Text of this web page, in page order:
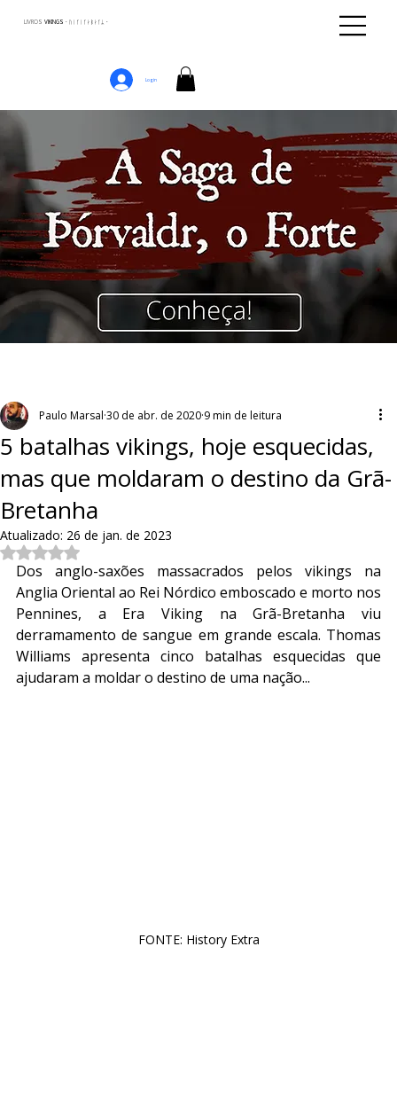
LIVROS VIKINGS · ᚢᛁᚴᛁᚴᛅᛒᛅᚴᛦ ·
Login
5 batalhas vikings, hoje esquecidas,
mas que moldaram o destino da Grã-
Bretanha
Paulo Marsal 30 de abr. de 2020 9 min de leitura
Atualizado: 26 de jan. de 2023
Avaliado com NaN de 5 estrelas.
Dos anglo-saxões massacrados pelos vikings na
Anglia Oriental ao Rei Nórdico emboscado e morto nos
Pennines, a Era Viking na Grã-Bretanha viu
derramamento de sangue em grande escala. Thomas
Williams apresenta cinco batalhas esquecidas que
ajudaram a moldar o destino de uma nação...
FONTE: History Extra